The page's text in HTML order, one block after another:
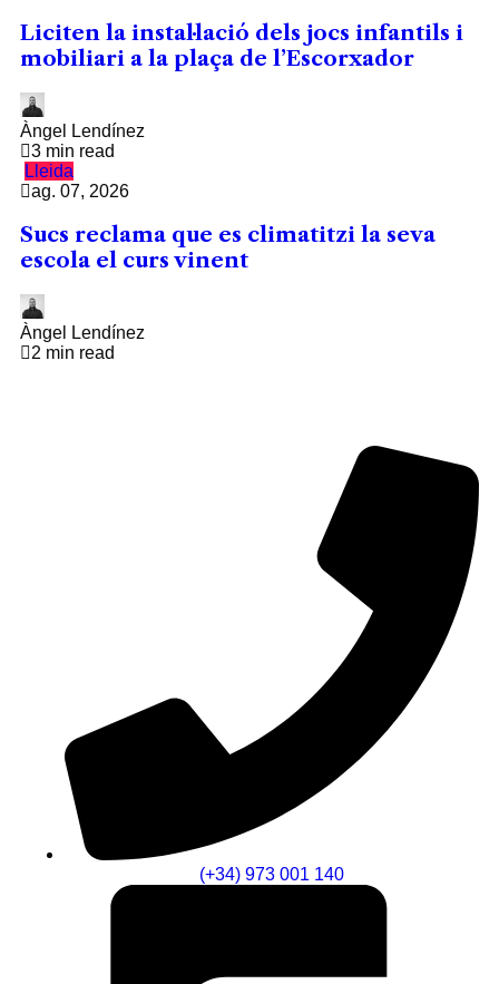
Liciten la instal·lació dels jocs infantils i
mobiliari a la plaça de l’Escorxador
Àngel Lendínez
3 min read
Lleida
ag. 07, 2026
Sucs reclama que es climatitzi la seva
escola el curs vinent
Àngel Lendínez
2 min read
(+34) 973 001 140